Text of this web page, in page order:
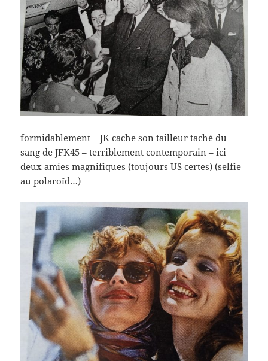
formidablement – JK cache son tailleur taché du
sang de JFK45 – terriblement contemporain – ici
deux amies magnifiques (toujours US certes) (selfie
au polaroïd…)